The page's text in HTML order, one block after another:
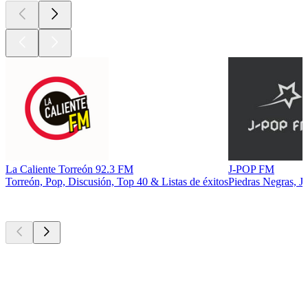
La Caliente Torreón 92.3 FM
Torreón, Pop, Discusión, Top 40 & Listas de éxitos
J-POP FM
Piedras Negras,